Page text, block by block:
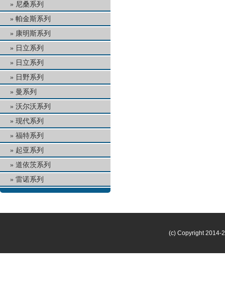
尼桑系列
帕金斯系列
康明斯系列
日立系列
日立系列
日野系列
曼系列
沃尔沃系列
现代系列
福特系列
起亚系列
道依茨系列
雷诺系列
(c) Copyright 2014-